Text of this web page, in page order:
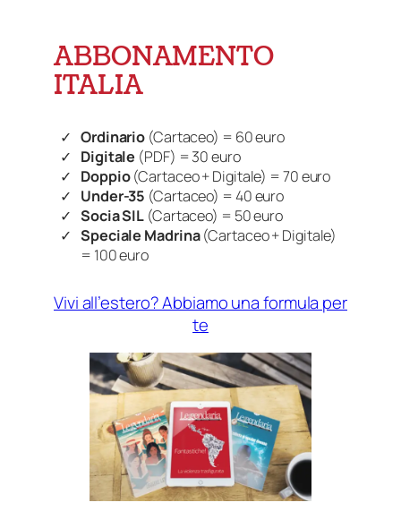
ABBONAMENTO
ITALIA
Ordinario (Cartaceo) = 60 euro
Digitale (PDF) = 30 euro
Doppio(Cartaceo + Digitale) = 70 euro
Under-35 (Cartaceo) = 40 euro
Socia SIL (Cartaceo) = 50 euro
Speciale Madrina(Cartaceo + Digitale)
= 100 euro
Vivi all’estero? Abbiamo una formula per
te